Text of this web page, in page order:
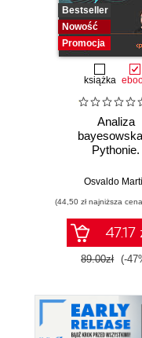
Bestseller
Nowość
Promocja
książka
Analiza
Pythonie.
przewodnik
Wydanie
Osvaldo
(44,50 zł najniższa
47.17
89.00zł (-